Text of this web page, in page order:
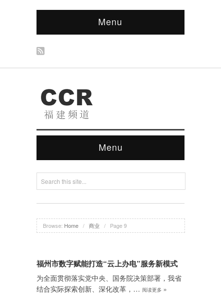
Menu
Menu
Browse: Home / 商业 / Page 9
福州市数字赋能打造“云上办电”服务新模式
为全面贯彻落实党中央、国务院决策部署，我省
结合实际探索创新、深化改革，… 阅读更多 »